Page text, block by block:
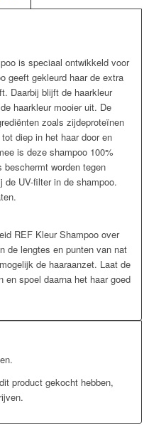
is speciaal ontwikkeld voor
geeft gekleurd haar de extra
Daarbij blijft de haarkleur
haarkleur mooier uit. De
zoals zijdeproteïnen
diep in het haar door en
is deze shampoo 100%
worden tegen
UV-filter in de shampoo.
REF Kleur Shampoo over
de lengtes en punten van nat
de haaraanzet. Laat de
en spoel daarna het haar goed
product gekocht hebben,